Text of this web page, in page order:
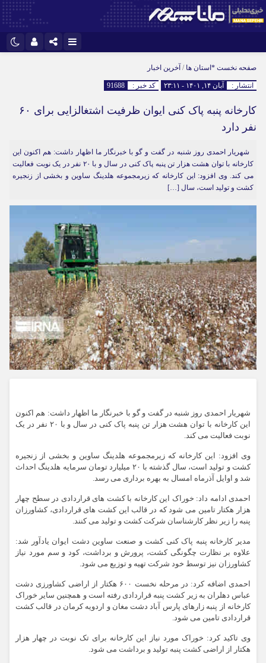
اینستاگرام
سروش ایتا
آپارات رمز عبور
مرا به خاطر بسپار
صفحه نخست *استان ها / آخرین اخبار
انتشار : آبان ۱۴, ۱۴۰۱ - ۲۳:۱۱ کد خبر : 91688
کارخانه پنبه پاک کنی ایوان ظرفیت اشتغالزایی برای ۶۰
نفر دارد
شهریار احمدی روز شنبه در گفت و گو با خبرنگار ما اظهار داشت: هم اکنون این
کارخانه با توان هشت هزار تن پنبه پاک کنی در سال و با ۲۰ نفر در یک نوبت فعالیت
می کند. وی افزود: این کارخانه که زیرمجموعه هلدینگ ساوین و بخشی از زنجیره
کشت و تولید است، سال […]
شهریار احمدی روز شنبه در گفت و گو با خبرنگار ما اظهار داشت: هم اکنون
این کارخانه با توان هشت هزار تن پنبه پاک کنی در سال و با ۲۰ نفر در یک
نوبت فعالیت می کند.
وی افزود: این کارخانه که زیرمجموعه هلدینگ ساوین و بخشی از زنجیره
کشت و تولید است، سال گذشته با ۲۰ میلیارد تومان سرمایه هلدینگ احداث
شد و اوایل آذرماه امسال به بهره برداری می رسد.
احمدی ادامه داد: خوراک این کارخانه با کشت های قراردادی در سطح چهار
هزار هکتار تامین می شود که در قالب این کشت های قراردادی، کشاورزان
پنبه را زیر نظر کارشناسان شرکت کشت و تولید می کنند.
مدیر کارخانه پنبه پاک کنی کشت و صنعت ساوین دشت ایوان یادآور شد:
علاوه بر نظارت چگونگی کشت، پرورش و برداشت، کود و سم مورد نیاز
کشاورزان نیز توسط خود شرکت تهیه و توزیع می شود.
احمدی اضافه کرد: در مرحله نخست ۶۰۰ هکتار از اراضی کشاورزی دشت
عباس دهلران به زیر کشت پنبه قراردادی رفته است و همچنین سایر خوراک
کارخانه از پنبه زارهای پارس آباد دشت مغان و اردویه کرمان در قالب کشت
قراردادی تامین می شود.
وی تاکید کرد: خوراک مورد نیاز این کارخانه برای تک نوبت در چهار هزار
هکتار از اراضی کشت پنبه تولید و برداشت می شود.